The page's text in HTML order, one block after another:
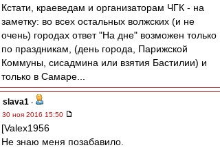
Кстати, краеведам и организаторам ЧГК - на
заметку: во всех остальных волжских (и не
очень) городах ответ "На дне" возможен только
по праздникам, (день города, Парижской
Коммуны, сисадмина или взятия Бастилии) и
только в Самаре...
slava1 -
30 ноя 2016 15:50
[Valex1956
Не знаю меня позабавило.